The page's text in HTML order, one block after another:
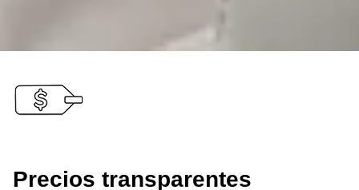
Precios transparentes